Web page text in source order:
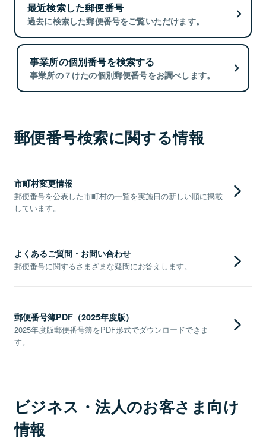
最近検索した郵便番号
過去に検索した郵便番号をご覧いただけます。
事業所の個別番号を検索する
事業所の７けたの個別郵便番号をお調べします。
郵便番号検索に関する情報
市町村変更情報
郵便番号を公表した市町村の一覧を実施日の新しい順に掲載
しています。
よくあるご質問・お問い合わせ
郵便番号に関するさまざまな疑問にお答えします。
郵便番号簿PDF（2025年度版）
2025年度版郵便番号簿をPDF形式でダウンロードできま
す。
ビジネス・法人のお客さま向け
情報